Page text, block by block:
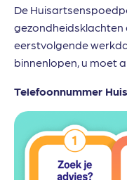
De
gezondheidsklachten
eerstvolgende
binnenlopen, u moet
Telefoonnummer